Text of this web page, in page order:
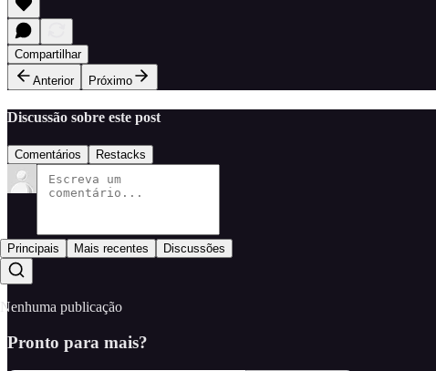
Compartilhar
Anterior
Próximo
Discussão sobre este post
Comentários Restacks
Principais Mais recentes Discussões
Nenhuma publicação
Pronto para mais?